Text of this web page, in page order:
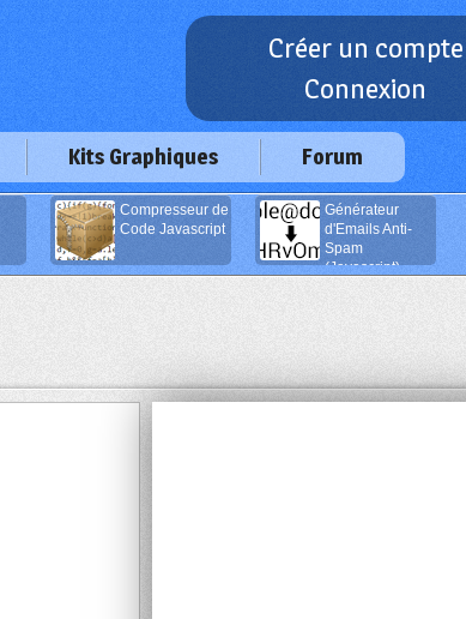
Créer un compte
Connexion
Kits Graphiques Forum
Compresseur de
Code Javascript
Générateur
d'Emails Anti-
Spam
(Javascript)